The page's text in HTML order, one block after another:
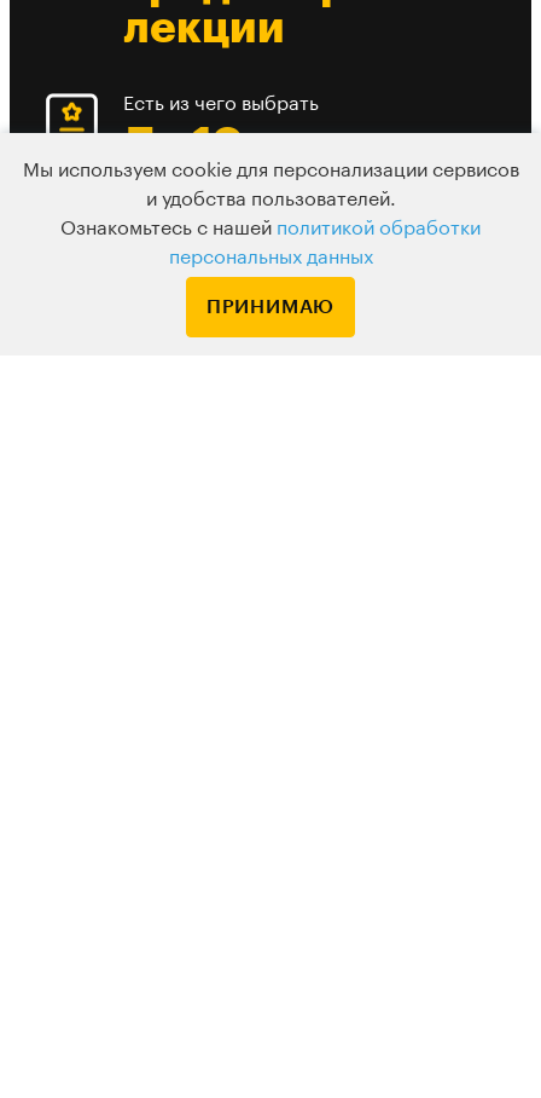
лекции
Есть из чего выбрать
До 10 разных
вебинаров в
день
Мы используем cookie для персонализации сервисов
и удобства пользователей.
Ознакомьтесь с нашей политикой обработки
персональных данных
ПРИНИМАЮ